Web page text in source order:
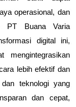
operasional, dan
PT Buana Varia
digital ini,
mengintegrasikan
lebih efektif dan
teknologi yang
dan cepat,